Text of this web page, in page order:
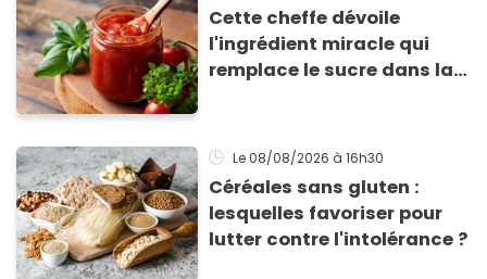
Cette cheffe dévoile
l'ingrédient miracle qui
remplace le sucre dans la
Le 08/08/2026 à 16h30
Céréales sans gluten :
lesquelles favoriser pour
lutter contre l'intolérance ?